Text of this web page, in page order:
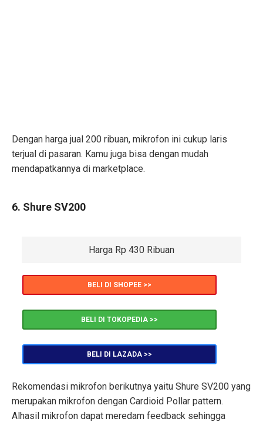
Dengan harga jual 200 ribuan, mikrofon ini cukup laris
terjual di pasaran. Kamu juga bisa dengan mudah
mendapatkannya di marketplace.
6. Shure SV200
Harga Rp 430 Ribuan
BELI DI SHOPEE >>
BELI DI TOKOPEDIA >>
BELI DI LAZADA >>
Rekomendasi mikrofon berikutnya yaitu Shure SV200 yang
merupakan mikrofon dengan Cardioid Pollar pattern.
Alhasil mikrofon dapat meredam feedback sehingga